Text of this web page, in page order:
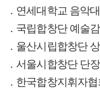
․ 연세대학교 음악
․ 국립합창단 예술
․ 울산시립합창단
․ 서울시합창단 단
․ 한국합창지휘자